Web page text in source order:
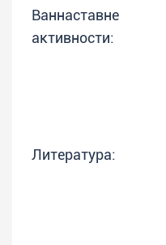
Ваннаставне
активности:
Литература: